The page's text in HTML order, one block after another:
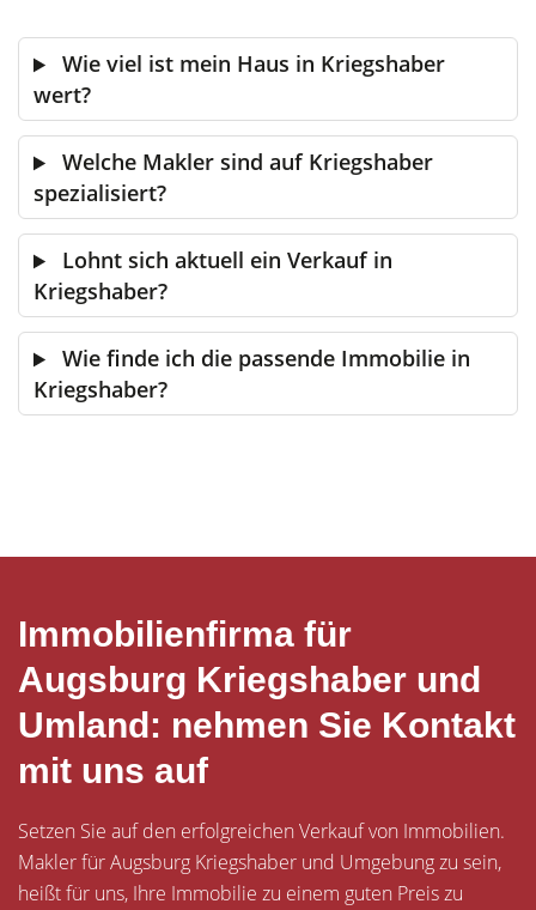
Wie viel ist mein Haus in Kriegshaber
wert?
Welche Makler sind auf Kriegshaber
spezialisiert?
Lohnt sich aktuell ein Verkauf in
Kriegshaber?
Wie finde ich die passende Immobilie in
Kriegshaber?
Immobilienfirma für
Augsburg Kriegshaber und
Umland: nehmen Sie Kontakt
mit uns auf
Setzen Sie auf den erfolgreichen Verkauf von Immobilien.
Makler für Augsburg Kriegshaber und Umgebung zu sein,
heißt für uns, Ihre Immobilie zu einem guten Preis zu